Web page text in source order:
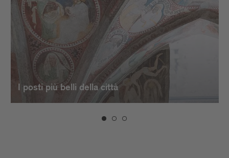
I posti più belli della città